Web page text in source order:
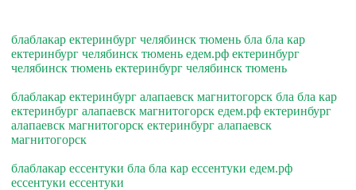
блаблакар ектеринбург челябинск тюмень бла бла кар
ектеринбург челябинск тюмень едем.рф ектеринбург
челябинск тюмень ектеринбург челябинск тюмень
блаблакар ектеринбург алапаевск магнитогорск бла бла кар
ектеринбург алапаевск магнитогорск едем.рф ектеринбург
алапаевск магнитогорск ектеринбург алапаевск
магнитогорск
блаблакар ессентуки бла бла кар ессентуки едем.рф
ессентуки ессентуки